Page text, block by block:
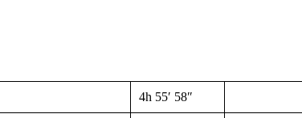
4h 55′ 58″